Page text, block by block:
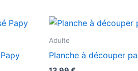
Ce
plusieurs
Adulte
Planche à découper